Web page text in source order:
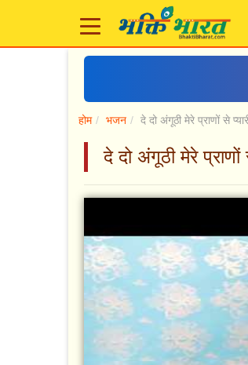
होम भजन दे दो अंगूठी मेरे प्राणों से
दे दो अंगूठी मेरे